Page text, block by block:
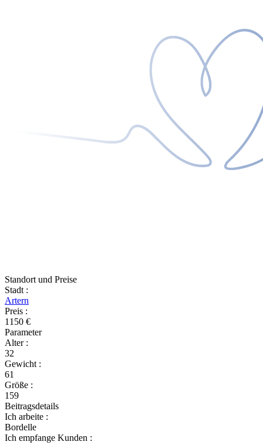
Standort und Preise
Stadt :
Artern
Preis :
1150 €
Parameter
Alter :
32
Gewicht :
61
Größe :
159
Beitragsdetails
Ich arbeite :
Bordelle
Ich empfange Kunden :